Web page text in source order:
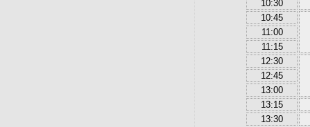
10:30
10:45
11:00
11:15
12:30
12:45
13:00
13:15
13:30